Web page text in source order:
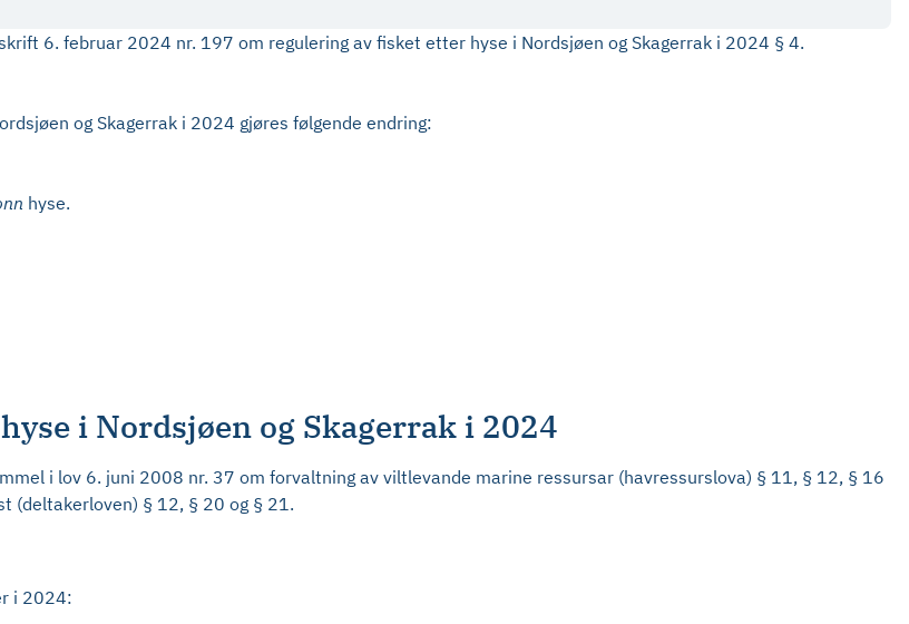
6. februar 2024 nr. 197 om regulering av fisket etter hyse i Nordsjøen og Skagerrak i 2024 § 4.
og Skagerrak i 2024 gjøres følgende endring:
hyse.
i Nordsjøen og Skagerrak i 2024
i lov 6. juni 2008 nr. 37 om forvaltning av viltlevande marine ressursar (havressurslova) § 11, § 12, § 16
(deltakerloven) § 12, § 20 og § 21.
i 2024: